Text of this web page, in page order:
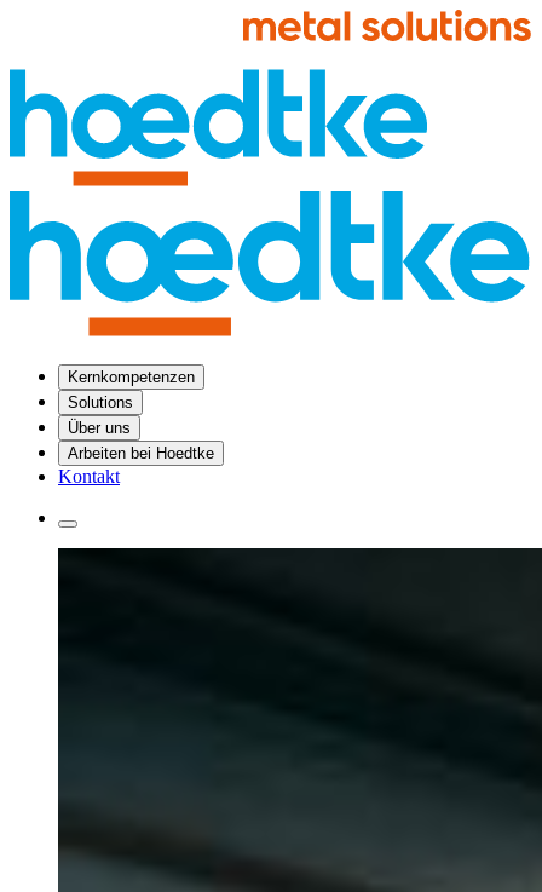
Kernkompetenzen
Solutions
Über uns
Arbeiten bei Hoedtke
Kontakt
Menü öffnen